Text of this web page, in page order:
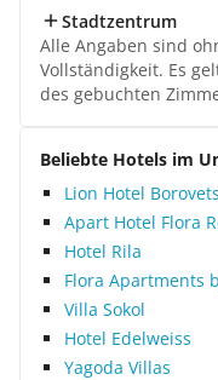
Stadtzentrum
Alle Angaben sind
Vollständigkeit. Es
des gebuchten
Beliebte Hotels im
Lion Hotel Borovets
Apart Hotel Flora
Hotel Rila
Flora Apartments
Villa Sokol
Hotel Edelweiss
Yagoda Villas